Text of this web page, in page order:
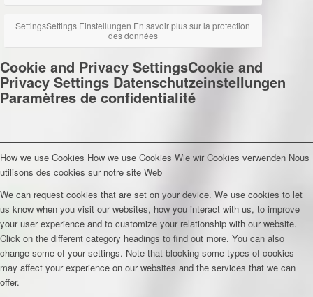
SettingsSettings Einstellungen En savoir plus sur la protection
des données
Cookie and Privacy SettingsCookie and
Privacy Settings Datenschutzeinstellungen
Paramètres de confidentialité
How we use Cookies How we use Cookies Wie wir Cookies verwenden Nous
utilisons des cookies sur notre site Web
We can request cookies that are set on your device. We use cookies to let
us know when you visit our websites, how you interact with us, to improve
your user experience and to customize your relationship with our website.
Click on the different category headings to find out more. You can also
change some of your settings. Note that blocking some types of cookies
may affect your experience on our websites and the services that we can
offer.